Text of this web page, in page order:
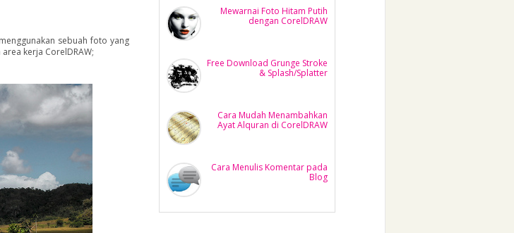
sebuah foto yang
kerja CorelDRAW;
Mewarnai Foto Hitam Putih
dengan CorelDRAW
Free Download Grunge Stroke
& Splash/Splatter
Cara Mudah Menambahkan
Ayat Alquran di CorelDRAW
Cara Menulis Komentar pada
Blog